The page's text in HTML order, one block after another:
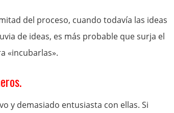
del proceso, cuando todavía las ideas
de ideas, es más probable que surja el
«incubarlas».
y demasiado entusiasta con ellas. Si